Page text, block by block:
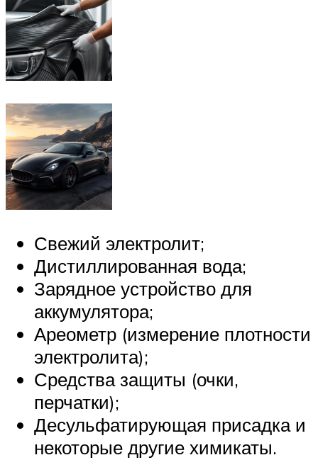
Свежий электролит;
Дистиллированная вода;
Зарядное устройство для
аккумулятора;
Ареометр (измерение плотности
электролита);
Средства защиты (очки,
перчатки);
Десульфатирующая присадка и
некоторые другие химикаты.